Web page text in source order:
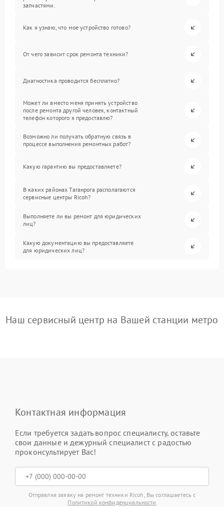
запчастями.
Как я узнаю, что мое устройство готово?
От чего зависит срок ремонта техники?
Диагностика проводится бесплатно?
Может ли вместо меня принять устройство
после ремонта другой человек, контактный
телефон которого я предоставлю?
Возможно ли получать обратную связь в
процессе выполнения ремонтных работ?
Какую гарантию вы предоставляете?
В каких районах Таганрога располагаются
сервисные центры Ricoh?
Выполняете ли вы ремонт для юридических
лиц?
Какую документацию вы предоставляете
для юридических лиц?
Наш сервисный центр на Вашей станции метро
Контактная информация
Если требуется задать вопрос специалисту, оставьте
свои данные и дежурный специалист с радостью
проконсультирует Вас!
Отправляя заявку на ремонт техники Ricoh, Вы соглашаетесь с
Политикой конфиденциальности